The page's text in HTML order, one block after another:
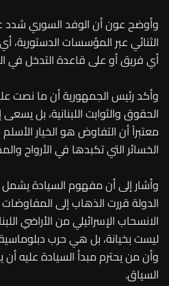
وأوضح عون أن الوفد السوري شدد
الثنائي عبر المؤسسات الدستورية،
أي فريق أو على قاعدة التدخل في
وأكد رئيس الجمهورية أن ما نصت
الحقوق والثوابت اللبنانية، بل
معتبراً أن التفاوض هو الخيار
الخسائر التي تكبدها في الأرواح
وأشار إلى أن مفهوم السيادة يشمل
الدولة قررت الذهاب إلى
الانسحاب الإسرائيلي من الأراضي
ليست بخيانة، بل هي حرب
وأن من يحترم مبدأ السيادة عليه أن
السياق.